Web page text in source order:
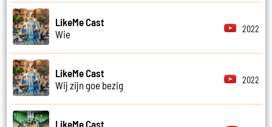
LikeMe Cast
Wie
2022
LikeMe Cast
Wij zijn goe bezig
2022
LikeMe Cast